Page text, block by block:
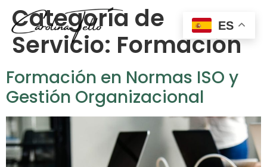
Categoría de
Servicio: Formación
Formación en Normas ISO y
Gestión Organizacional
ES